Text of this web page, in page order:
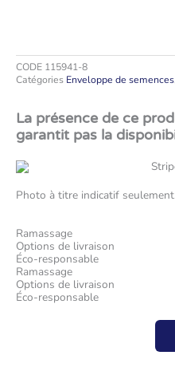
CODE 115941-8
Catégories Enveloppe de semences
La présence de ce
garantit pas la
Photo à titre indicatif
Ramassage
Options de livraison
Éco-responsable
Ramassage
Options de livraison
Éco-responsable